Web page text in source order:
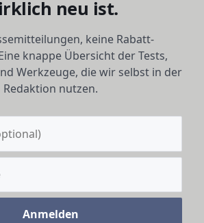
neu ist.
keine Rabatt-
knappe Übersicht der Tests,
Werkzeuge, die wir selbst in der
Redaktion nutzen.
Anmelden